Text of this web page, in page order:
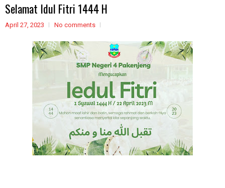
Selamat Idul Fitri 1444 H
April 27, 2023 No comments